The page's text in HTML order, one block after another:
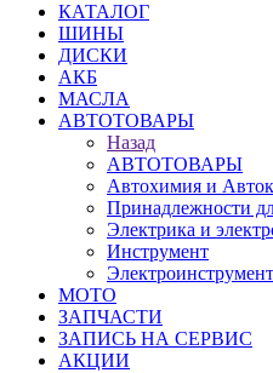
КАТАЛОГ
ШИНЫ
ДИСКИ
АКБ
МАСЛА
АВТОТОВАРЫ
Назад
АВТОТОВАРЫ
Автохимия и
Принадлежности
Электрика и
Инструмент
Электроинструмент
МОТО
ЗАПЧАСТИ
ЗАПИСЬ НА СЕРВИС
АКЦИИ